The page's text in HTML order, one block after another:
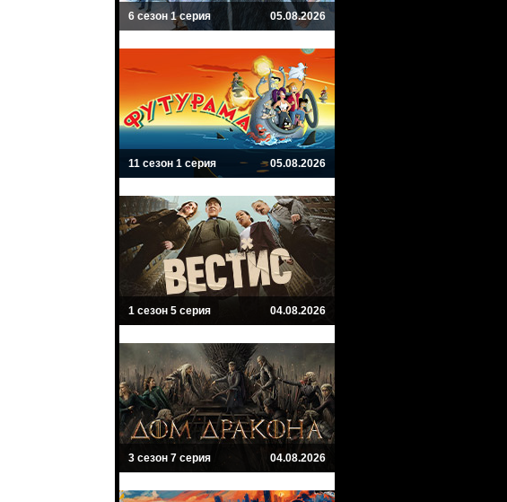
6 сезон 1 серия 05.08.2026
11 сезон 1 серия 05.08.2026
1 сезон 5 серия 04.08.2026
3 сезон 7 серия 04.08.2026